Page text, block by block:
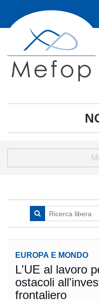
EUROPA E MONDO
L'UE al lavoro
ostacoli
frontaliero